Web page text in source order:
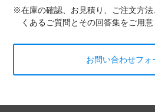
※在庫の確認、お見積り、ご注文方法
くあるご質問とその回答集をご用意
お問い合わせフォ